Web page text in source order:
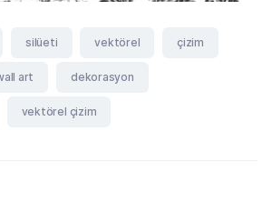
silüeti vektörel çizim
art dekorasyon
vektörel çizim